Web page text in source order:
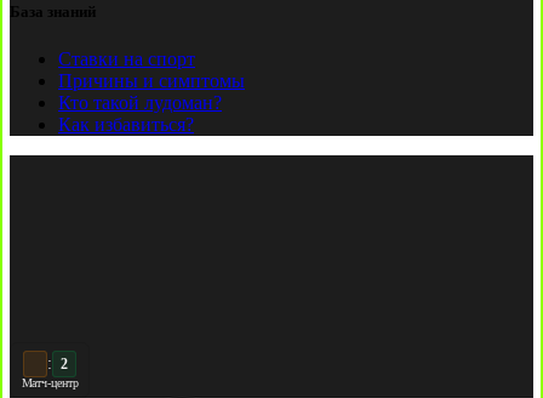
База знаний
Ставки на спорт
Причины и симптомы
Кто такой лудоман?
Как избавиться?
: 2
Матч-центр